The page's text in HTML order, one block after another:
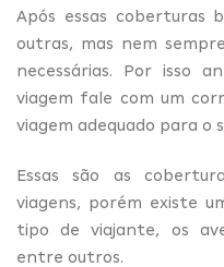
Após essas coberturas
outras, mas nem
necessárias. Por isso
viagem fale com um
viagem adequado para o
Essas são as
viagens, porém existe
tipo de viajante, os
entre outros.